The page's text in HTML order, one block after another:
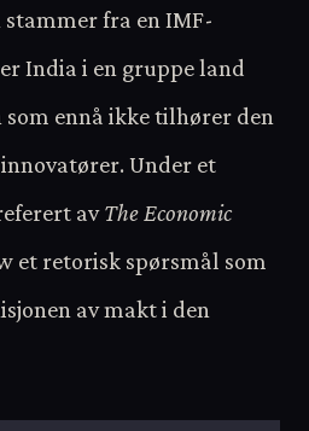
fra en IMF-
India i en gruppe land
som ennå ikke tilhører den
Under et
avThe Economic
et retorisk spørsmål som
av makt i den